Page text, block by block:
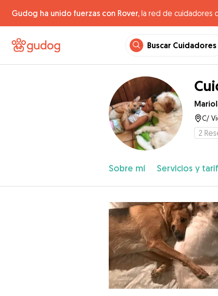
Gudog ha unido fuerzas con Rover, la red de cuidadores
Buscar Cuidadores
C/
2
Sobre mí Servicios y